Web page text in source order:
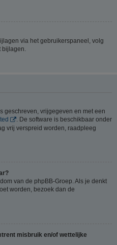
via het gebruikerspaneel, volg
geschreven, vrijgegeven en met een
. De software is beschikbaar onder
vrij verspreid worden, raadpleeg
van de phpBB-Groep. Als je denkt
worden, bezoek dan de
misbruik en/of wettelijke